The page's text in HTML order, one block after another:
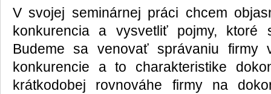
V svojej seminárnej práci chcem
konkurencia a vysvetliť pojmy, ktoré
Budeme sa venovať správaniu firmy
konkurencie a to charakteristike
krátkodobej rovnováhe firmy na